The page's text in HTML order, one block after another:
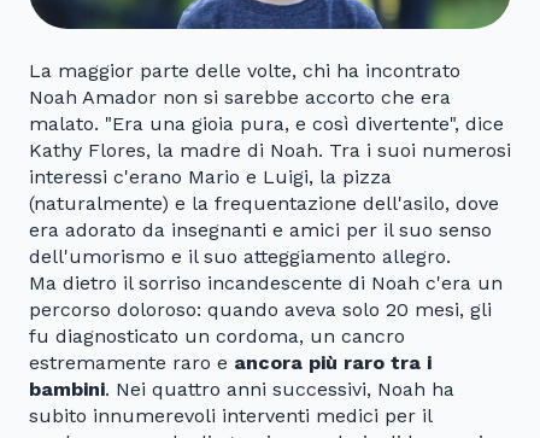
La maggior parte delle volte, chi ha incontrato
Noah Amador non si sarebbe accorto che era
malato. "Era una gioia pura, e così divertente", dice
Kathy Flores, la madre di Noah. Tra i suoi numerosi
interessi c'erano Mario e Luigi, la pizza
(naturalmente) e la frequentazione dell'asilo, dove
era adorato da insegnanti e amici per il suo senso
dell'umorismo e il suo atteggiamento allegro.
Ma dietro il sorriso incandescente di Noah c'era un
percorso doloroso: quando aveva solo 20 mesi, gli
fu diagnosticato un cordoma, un cancro
estremamente raro e ancora più raro tra i
bambini. Nei quattro anni successivi, Noah ha
subito innumerevoli interventi medici per il